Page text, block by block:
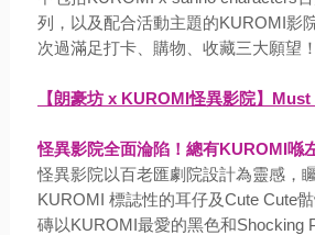
列，以及配合活動主題的KUROMI影
次過滿足打卡、購物、收藏三大願望！
【朗豪坊 x KUROMI怪異影院】
怪異影院全面淪陷！總有KUROMI喺
怪異影院以百老匯劇院設計為靈感，
KUROMI 標誌性的耳仔及Cute Cute
磚以KUROMI最愛的黑色和Shocking